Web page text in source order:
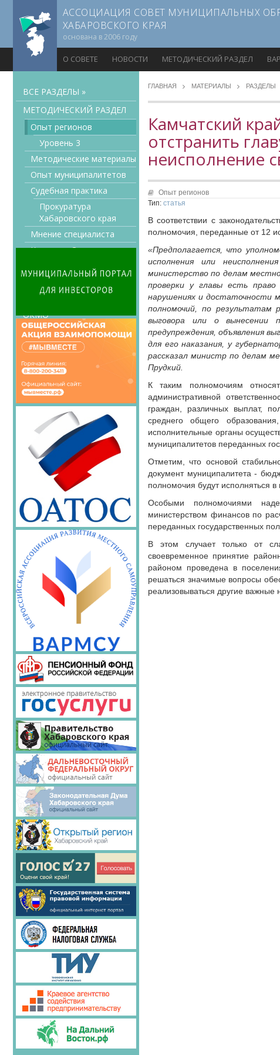
АССОЦИАЦИЯ СОВЕТ МУНИЦИПАЛЬНЫХ
ХАБАРОВСКОГО КРАЯ
основана в 2006 году
О СОВЕТЕ НОВОСТИ МЕТОДИЧЕСКИЙ РАЗДЕЛ
ВСЕ РАЗДЕЛЫ »
МЕТОДИЧЕСКИЙ РАЗДЕЛ
Опыт регионов
Уровень 3
Методические материалы
Опыт муниципалитетов
Судебная практика
Прокуратура
Хабаровского края
Мнение специалиста
Конкурсы Совета
Семинары Совета
Издания Совета
Вопрос-ответ
ОКМО
Информационный
бюллетень МСУ
НАСЕЛЕНИЕ И МСУ
ТОС
Лучшие практики ТОС
ГЛАВНАЯ МАТЕРИАЛЫ РАЗДЕЛЫ
Камчатский
отстранить
неисполнение
Опыт регионов
Тип: статья
В соответствии с
полномочия, переданные от 12
«Предполагается, что
исполнения или
министерство по делам
проверки у главы есть
нарушениях и достаточности
полномочий, по результатам
выговора или о вынесении
предупреждения, объявления
для его наказания, у
рассказал министр по делам
Прудкий.
К таким полномочиям
административной
граждан, различных выплат,
среднего общего
исполнительные органы
муниципалитетов переданных
Отметим, что основой
документ муниципалитета -
полномочия будут исполняться
Особыми полномочиями
министерством финансов по
переданных государственных
В этом случает только от
своевременное принятие
районом проведена в
решаться значимые вопросы
реализовываться другие